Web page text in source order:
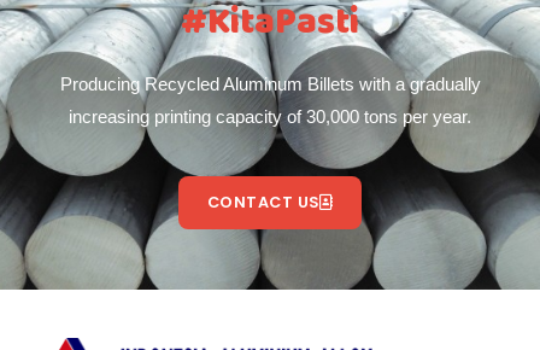
#KitaPasti
Producing Recycled Aluminum Billets with a gradually
increasing printing capacity of 30,000 tons per year.
CONTACT US